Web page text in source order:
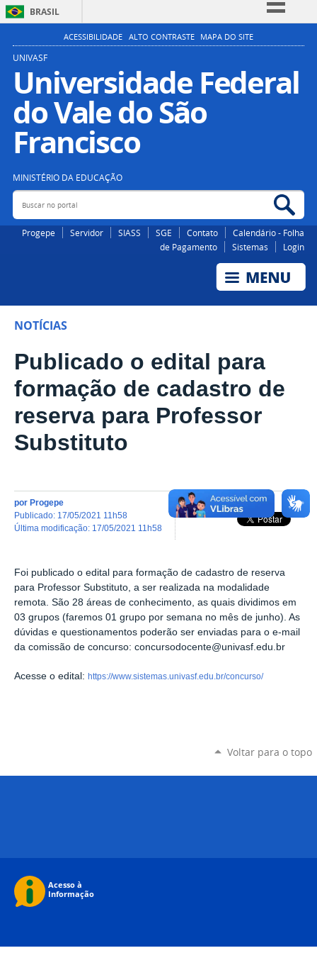
BRASIL
Simplifique!
Participe
Acesso à informação
Legislação
ACESSIBILIDADE ALTO CONTRASTE MAPA DO SITE
UNIVASF
Universidade Federal
do Vale do São
Francisco
MINISTÉRIO DA EDUCAÇÃO
Buscar no portal
Progepe Servidor SIASS SGE Contato
Calendário - Folha
de Pagamento
Sistemas Login
NOTÍCIAS
Publicado o edital para
formação de cadastro de
reserva para Professor
Substituto
por Progepe
publicado: 17/05/2021 11h58
última modificação: 17/05/2021 11h58
Foi publicado o edital para formação de cadastro de reserva
para Professor Substituto, a ser realizada na modalidade
remota. São 28 áreas de conhecimento, as quais dividimos em
03 grupos (faremos 01 grupo por semana no mês de junho). As
dúvidas e questionamentos poderão ser enviadas para o e-mail
da comissão de concurso: concursodocente@univasf.edu.br
Acesse o edital: https://www.sistemas.univasf.edu.br/concurso/
Voltar para o topo